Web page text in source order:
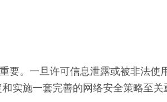
。一旦许可信息泄露或被非法使
实施一套完善的网络安全策略至关